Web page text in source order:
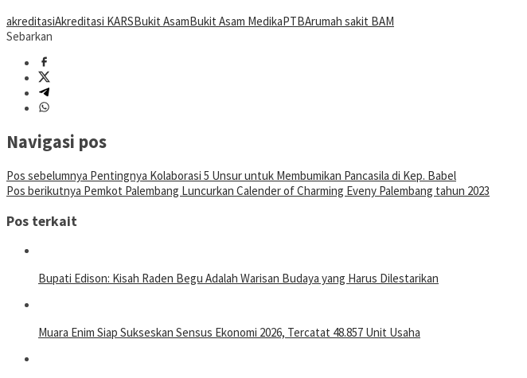
akreditasiAkreditasi KARSBukit AsamBukit Asam MedikaPTBArumah sakit BAM
Sebarkan
Navigasi pos
Pos sebelumnya Pentingnya Kolaborasi 5 Unsur untuk Membumikan Pancasila di Kep. Babel
Pos berikutnya Pemkot Palembang Luncurkan Calender of Charming Eveny Palembang tahun 2023
Pos terkait
Bupati Edison: Kisah Raden Begu Adalah Warisan Budaya yang Harus Dilestarikan
Muara Enim Siap Sukseskan Sensus Ekonomi 2026, Tercatat 48.857 Unit Usaha